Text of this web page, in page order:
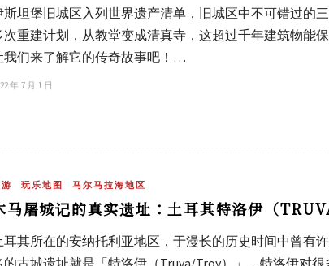
斯坦堡旧城区入列世界遗产清单，旧城区中不可错过的
次重建计划，从教堂变成清真寺，这超过千年建筑物能
我们来了解它的传奇故事吧！…
年 7 月 1 日
玩乐地图 马尔马拉海地区
马屠城记的真实遗址：土耳其特洛伊（
耳其所在的安纳托利亚地区，于漫长的历史时间中曾有
的古城遗址就是「特洛伊（Truva/Troy）」，特洛伊对